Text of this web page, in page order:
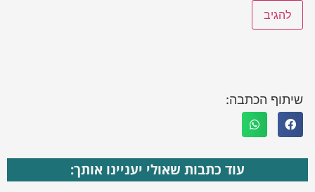
שיתוף הכתבה:
עוד כתבות שאולי יעניינו אותך: